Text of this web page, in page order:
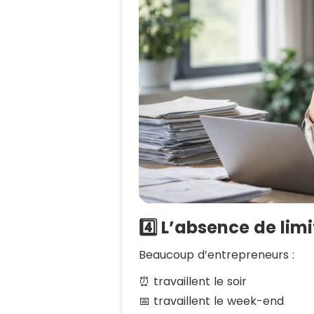
4️⃣ L’absence de
Beaucoup d’entrepreneurs :
⏰ travaillent le soir
📅 travaillent le week-end